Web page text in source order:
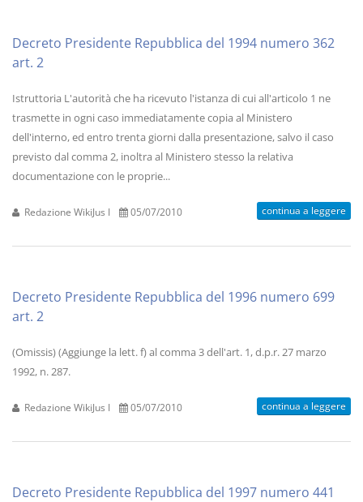
Decreto Presidente Repubblica del 1994 numero 362
art. 2
Istruttoria L'autorità che ha ricevuto l'istanza di cui all'articolo 1 ne
trasmette in ogni caso immediatamente copia al Ministero
dell'interno, ed entro trenta giorni dalla presentazione, salvo il caso
previsto dal comma 2, inoltra al Ministero stesso la relativa
documentazione con le proprie...
Redazione WikiJus I 05/07/2010 continua a leggere
Decreto Presidente Repubblica del 1996 numero 699
art. 2
(Omissis) (Aggiunge la lett. f) al comma 3 dell'art. 1, d.p.r. 27 marzo
1992, n. 287.
Redazione WikiJus I 05/07/2010 continua a leggere
Decreto Presidente Repubblica del 1997 numero 441